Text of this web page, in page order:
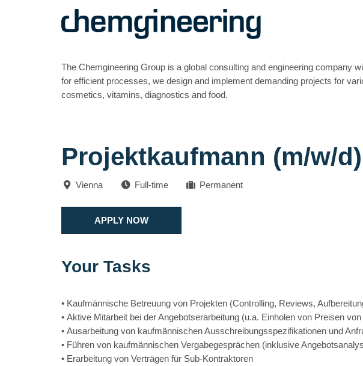
Projektkaufmann (m/w/d)
Vienna Full-time Permanent
APPLY NOW
The Chemgineering Group is a global consulting and engineering company
for efficient processes, we design and implement demanding projects for
cosmetics, vitamins, diagnostics and food.
Your Tasks
• Kaufmännische Betreuung von Projekten (Controlling, Reviews,
• Aktive Mitarbeit bei der Angebotserarbeitung (u.a. Einholen von Preisen
• Ausarbeitung von kaufmännischen Ausschreibungsspezifikationen und
• Führen von kaufmännischen Vergabegesprächen (inklusive
• Erarbeitung von Verträgen für Sub-Kontraktoren